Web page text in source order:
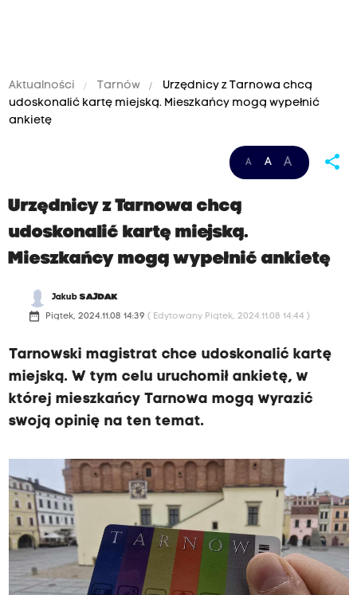
Aktualności Tarnów
Urzędnicy z Tarnowa chcą
udoskonalić kartę miejską. Mieszkańcy mogą wypełnić
ankietę
A A A share
Urzędnicy z Tarnowa chcą
udoskonalić kartę miejską.
Mieszkańcy mogą wypełnić ankietę
JakubSAJDAK
date_range Piątek, 2024.11.08 14:39 ( Edytowany Piątek, 2024.11.08 14:44 )
Tarnowski magistrat chce udoskonalić kartę
miejską. W tym celu uruchomił ankietę, w
której mieszkańcy Tarnowa mogą wyrazić
swoją opinię na ten temat.